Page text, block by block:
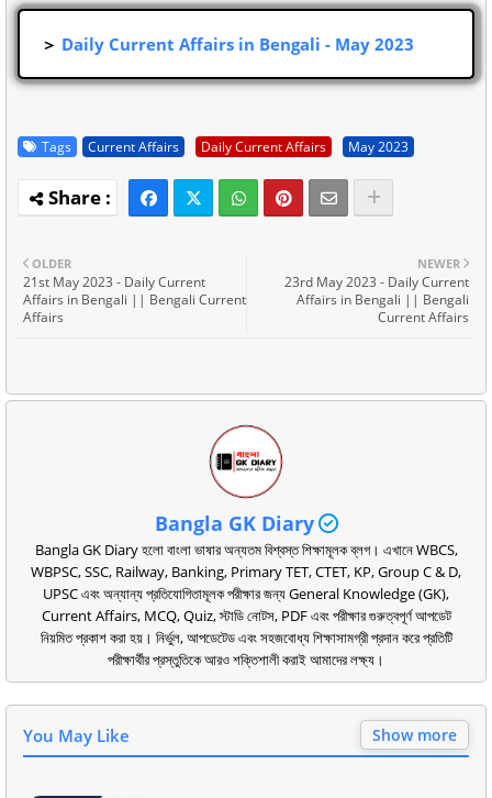
＞ Daily Current Affairs in Bengali - May 2023
Tags Current Affairs Daily Current Affairs May 2023
NEWER
23rd May 2023 - Daily Current
Affairs in Bengali || Bengali
Current Affairs
OLDER
21st May 2023 - Daily Current
Affairs in Bengali || Bengali Current
Affairs
Bangla GK Diary
Bangla GK Diary হলো বাংলা ভাষার অন্যতম বিশ্বস্ত শিক্ষামূলক ব্লগ। এখানে WBCS,
WBPSC, SSC, Railway, Banking, Primary TET, CTET, KP, Group C & D,
UPSC এবং অন্যান্য প্রতিযোগিতামূলক পরীক্ষার জন্য General Knowledge (GK),
Current Affairs, MCQ, Quiz, স্টাডি নোটস, PDF এবং পরীক্ষার গুরুত্বপূর্ণ আপডেট
নিয়মিত প্রকাশ করা হয়। নির্ভুল, আপডেটেড এবং সহজবোধ্য শিক্ষাসামগ্রী প্রদান করে প্রতিটি
পরীক্ষার্থীর প্রস্তুতিকে আরও শক্তিশালী করাই আমাদের লক্ষ্য।
You May Like Show more